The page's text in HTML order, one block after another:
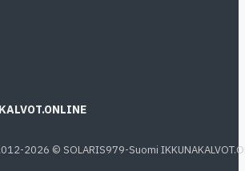
2026 © SOLARIS979-Suomi